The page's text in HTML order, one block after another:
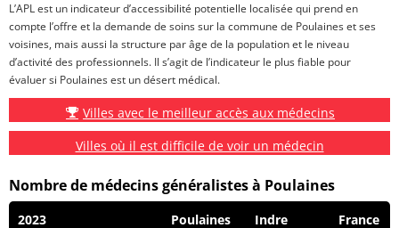
L’APL est un indicateur d’accessibilité potentielle localisée qui prend en
compte l’offre et la demande de soins sur la commune de Poulaines et ses
voisines, mais aussi la structure par âge de la population et le niveau
d’activité des professionnels. Il s’agit de l’indicateur le plus fiable pour
évaluer si Poulaines est un désert médical.
Villes avec le meilleur accès aux médecins
Villes où il est difficile de voir un médecin
Nombre de médecins généralistes à Poulaines
2023 Poulaines Indre France